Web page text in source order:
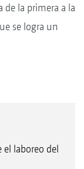
de la primera a la
se logra un
laboreo del